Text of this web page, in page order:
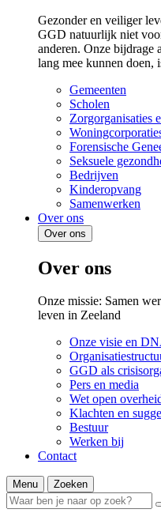
Gezonder en veiliger
GGD natuurlijk niet
anderen. Onze bijdrage
lang mee kunnen doen,
Gemeenten
Scholen
Zorgorganisaties
Forensische
Seksuele
Bedrijven
Kinderopvang
Samenwerken
Over ons
Over ons
Over ons
Onze missie: Samen
leven in Zeeland
Onze visie en
GGD als
Pers en media
Wet open
Klachten en
Bestuur
Werken bij
Contact
Menu Zoeken